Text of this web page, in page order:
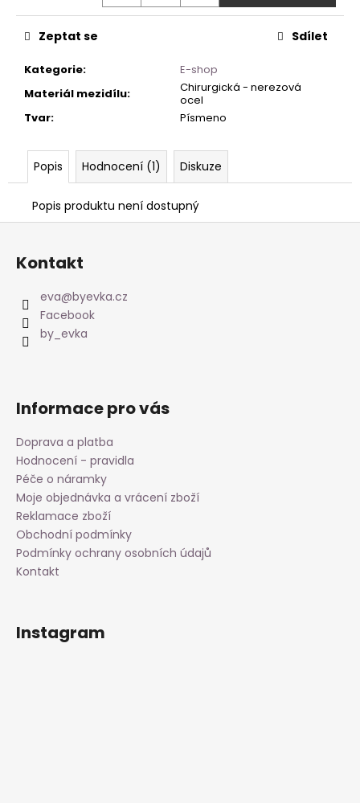
Kategorie:
E-shop
Materiál mezidílu:
Chirurgická - nerezová
ocel
Tvar: Písmeno
Zeptat se Sdílet
Popis Hodnocení (1) Diskuze
Popis produktu není dostupný
Z
Kontakt
eva@byevka.cz
Facebook
by_evka
Informace pro vás
Doprava a platba
Hodnocení - pravidla
Péče o náramky
Moje objednávka a vrácení zboží
Reklamace zboží
Obchodní podmínky
Podmínky ochrany osobních údajů
Kontakt
Instagram